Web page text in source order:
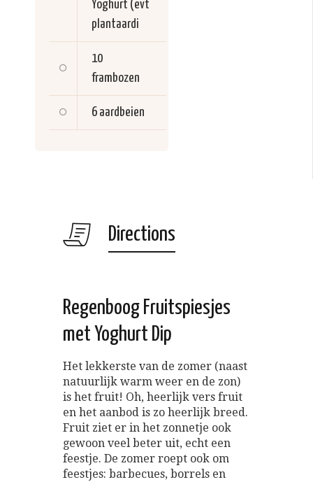
Yoghurt (evt
plantaardi
10
frambozen
6 aardbeien
Directions
Regenboog Fruitspiesjes
met Yoghurt Dip
Het lekkerste van de zomer (naast
natuurlijk warm weer en de zon)
is het fruit! Oh, heerlijk vers fruit
en het aanbod is zo heerlijk breed.
Fruit ziet er in het zonnetje ook
gewoon veel beter uit, echt een
feestje. De zomer roept ook om
feestjes: barbecues, borrels en